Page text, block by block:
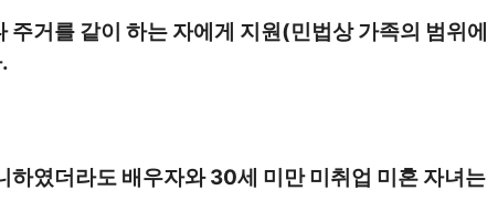
주거를 같이 하는 자에게 지원(민법상 가족의 범위에
하였더라도 배우자와 30세 미만 미취업 미혼 자녀는